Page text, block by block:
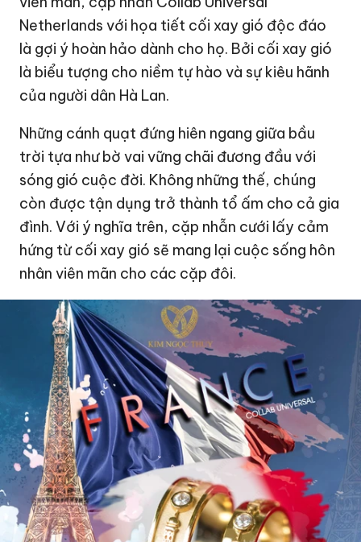
Netherlands với họa tiết cối xay gió độc đáo
là gợi ý hoàn hảo dành cho họ. Bởi cối xay gió
là biểu tượng cho niềm tự hào và sự kiêu hãnh
của người dân Hà Lan.
Những cánh quạt đứng hiên ngang giữa bầu
trời tựa như bờ vai vững chãi đương đầu với
sóng gió cuộc đời. Không những thế, chúng
còn được tận dụng trở thành tổ ấm cho cả gia
đình. Với ý nghĩa trên, cặp nhẫn cưới lấy cảm
hứng từ cối xay gió sẽ mang lại cuộc sống hôn
nhân viên mãn cho các cặp đôi.